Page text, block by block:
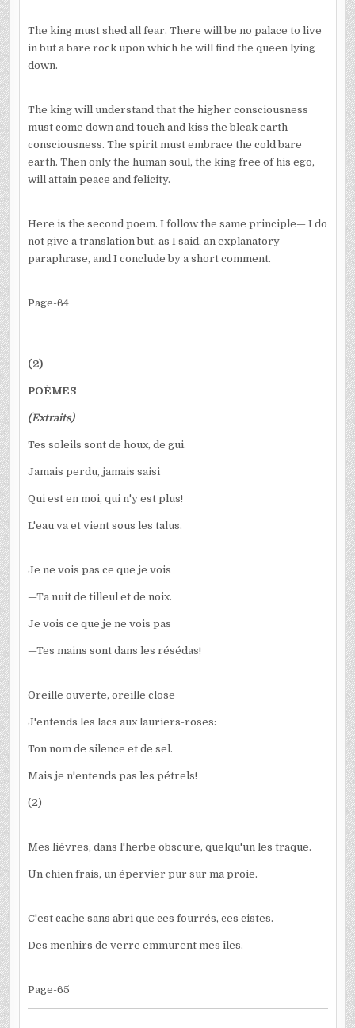
The king must shed all fear. There will be no palace to live
in but a bare rock upon which he will find the queen lying
down.
The king will understand that the higher consciousness
must come down and touch and kiss the bleak earth-
consciousness. The spirit must embrace the cold bare
earth. Then only the human soul, the king free of his ego,
will attain peace and felicity.
Here is the second poem. I follow the same principle— I do
not give a translation but, as I said, an explanatory
paraphrase, and I conclude by a short comment.
Page-64
(2)
POÈMES
(Extraits)
Tes soleils sont de houx, de gui.
Jamais perdu, jamais saisi
Qui est en moi, qui n'y est plus!
L'eau va et vient sous les talus.
Je ne vois pas ce que je vois
—Ta nuit de tilleul et de noix.
Je vois ce que je ne vois pas
—Tes mains sont dans les résédas!
Oreille ouverte, oreille close
J'entends les lacs aux lauriers-roses:
Ton nom de silence et de sel.
Mais je n'entends pas les pétrels!
(2)
Mes lièvres, dans l'herbe obscure, quelqu'un les traque.
Un chien frais, un épervier pur sur ma proie.
C'est cache sans abri que ces fourrés, ces cistes.
Des menhirs de verre emmurent mes îles.
Page-65